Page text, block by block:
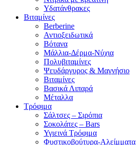
Υδατάνθρακες
Βιταμίνες
Berberine
Αντιοξειδωτικά
Βότανα
Μάλλια-Δέρμα-Νύχια
Πολυβιταμίνες
Ψευδάργυρος & Μαγνήσιο
Βιταμίνες
Βασικά Λιπαρά
Μέταλλα
Τρόφιμα
Σάλτσες – Σιρόπια
Σοκολάτες – Bars
Υγιεινά Τρόφιμα
Φυστικοβούτυρα-Αλείμματα